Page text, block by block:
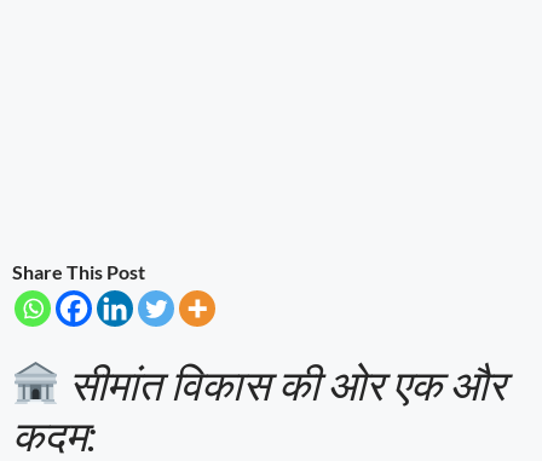
Share This Post
सीमांत विकास की ओर एक और
कदम: